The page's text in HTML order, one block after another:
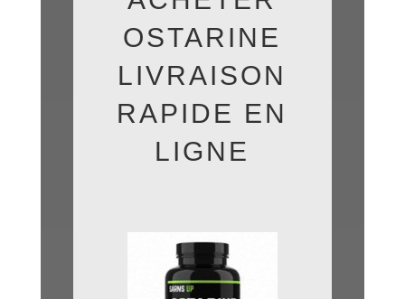
OSTARINE
LIVRAISON
RAPIDE EN
LIGNE